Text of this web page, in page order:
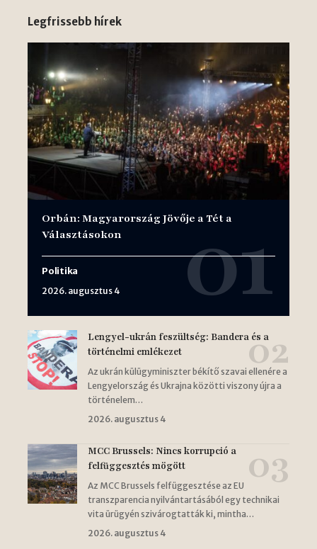
Legfrissebb hírek
Orbán: Magyarország Jövője a Tét a
Választásokon
Politika
2026. augusztus 4
Lengyel-ukrán feszültség: Bandera és a
történelmi emlékezet
Az ukrán külügyminiszter békítő szavai ellenére a
Lengyelország és Ukrajna közötti viszony újra a
történelem…
2026. augusztus 4
MCC Brussels: Nincs korrupció a
felfüggesztés mögött
Az MCC Brussels felfüggesztése az EU
transzparencia nyilvántartásából egy technikai
vita ürügyén szivárogtatták ki, mintha…
2026. augusztus 4